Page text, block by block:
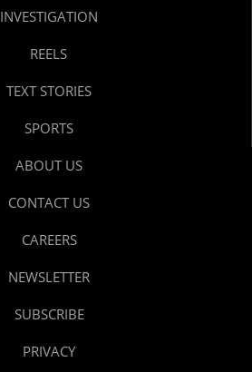
INVESTIGATION
REELS
TEXT STORIES
SPORTS
ABOUT US
CONTACT US
CAREERS
NEWSLETTER
SUBSCRIBE
PRIVACY